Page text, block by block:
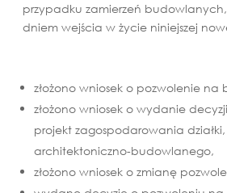
przypadku zamierzeń
dniem wejścia w życie niniejszej
złożono wniosek o pozwolenie na
złożono wniosek o wydanie
projekt zagospodarowania
architektoniczno-budowlanego,
złożono wniosek o zmianę